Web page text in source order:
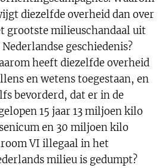
diezelfde overheid dan over
grootste milieuschandaal uit
Nederlandse geschiedenis?
heeft diezelfde overheid
en wetens toegestaan, en
bevorderd, dat er in de
15 jaar 13 miljoen kilo
en 30 miljoen kilo
VI illegaal in het
milieu is gedumpt?